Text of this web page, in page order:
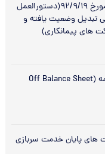
بخشنامه ۱۶۱۲۹/۹۲/۲۰۰ مورخ ۹۲/۹/۱۹(دستورالعمل
تبدیل وضعیت یافته و
های پیمانکاری)
تامین مالی خارج از ترازنامه (Off Balance Sheet
های پایان خدمت سربازی